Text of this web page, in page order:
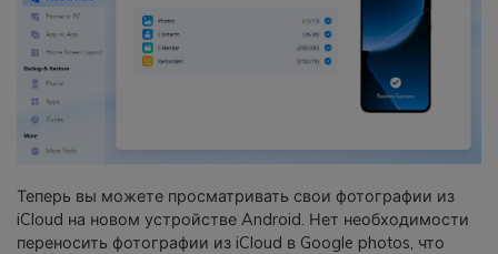
Теперь вы можете просматривать свои фотографии из
iCloud на новом устройстве Android. Нет необходимости
переносить фотографии из iCloud в Google photos, что